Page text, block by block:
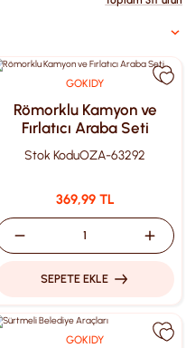
GOKIDY
Römorklu Kamyon ve
Fırlatıcı Araba Seti
Stok KoduOZA-63292
369,99 TL
SEPETE EKLE
GOKIDY